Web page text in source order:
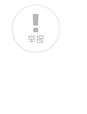
举报